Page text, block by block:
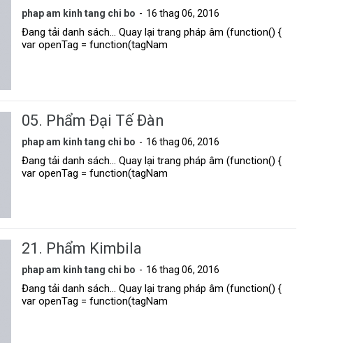
phap am kinh tang chi bo 16 thag 06, 2016
Đang tải danh sách... Quay lại trang pháp âm (function() {
var openTag = function(tagNam
05. Phẩm Ðại Tế Ðàn
phap am kinh tang chi bo 16 thag 06, 2016
Đang tải danh sách... Quay lại trang pháp âm (function() {
var openTag = function(tagNam
21. Phẩm Kimbila
phap am kinh tang chi bo 16 thag 06, 2016
Đang tải danh sách... Quay lại trang pháp âm (function() {
var openTag = function(tagNam